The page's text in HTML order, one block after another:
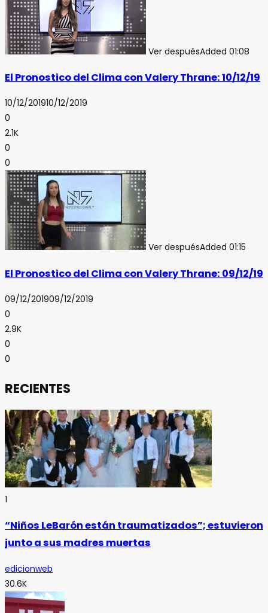
Ver despuésAdded 01:08
El Pronostico del Clima con Valery Thrane: 10/12/19
10/12/201910/12/2019
0
2.1K
0
0
Ver despuésAdded 01:15
El Pronostico del Clima con Valery Thrane: 09/12/19
09/12/201909/12/2019
0
2.9K
0
0
RECIENTES
1
“Niños LeBarón están traumatizados”; estuvieron
junto a sus madres muertas
edicionweb
30.6K